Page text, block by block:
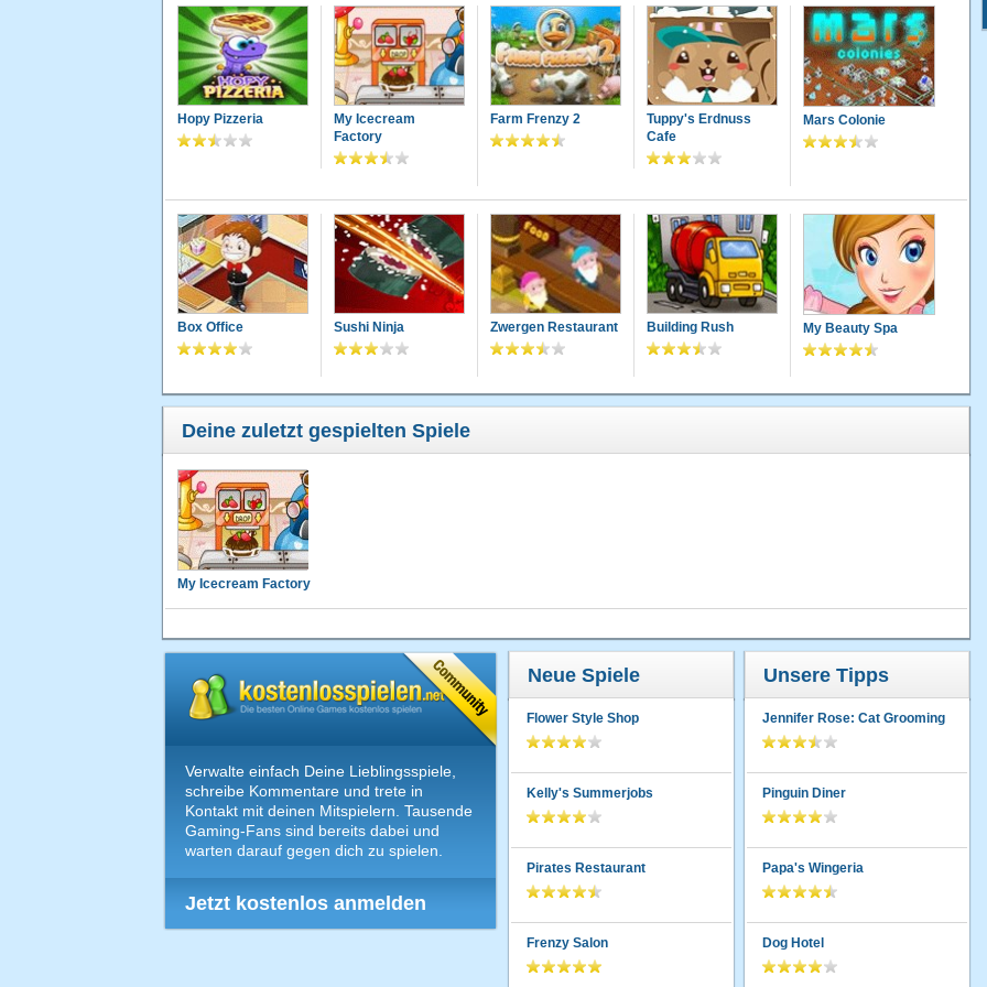
Hopy Pizzeria
My Icecream
Factory
Farm Frenzy 2
Tuppy's Erdnuss
Cafe
Mars Colonie
Box Office Sushi Ninja Zwergen Restaurant Building Rush My Beauty Spa
Deine zuletzt gespielten Spiele
My Icecream Factory
Verwalte einfach Deine Lieblingsspiele,
schreibe Kommentare und trete in
Kontakt mit deinen Mitspielern. Tausende
Gaming-Fans sind bereits dabei und
warten darauf gegen dich zu spielen.
Jetzt kostenlos anmelden
Neue Spiele
Flower Style Shop
Kelly's Summerjobs
Pirates Restaurant
Frenzy Salon
Unsere Tipps
Jennifer Rose: Cat Grooming
Pinguin Diner
Papa's Wingeria
Dog Hotel